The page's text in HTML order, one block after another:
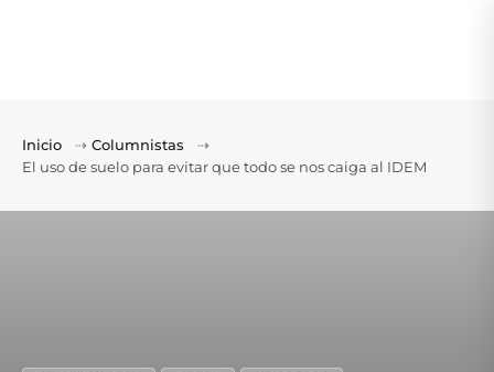
Inicio ⇢ Columnistas
⇢
El uso de suelo para evitar que todo se nos caiga al IDEM